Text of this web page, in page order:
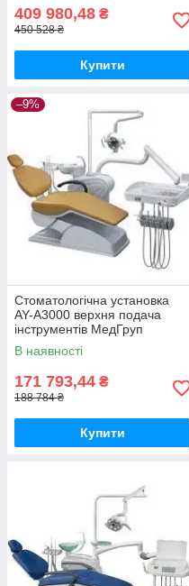
409 980,48 ₴
450 528 ₴
Купити
–9%
Стоматологічна установка
AY-A3000 верхня подача
інструментів МедГруп
В наявності
171 793,44 ₴
188 784 ₴
Купити